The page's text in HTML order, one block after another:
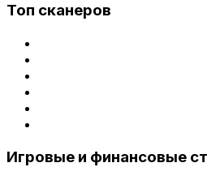
Топ сканеров
Игровые и финансовые